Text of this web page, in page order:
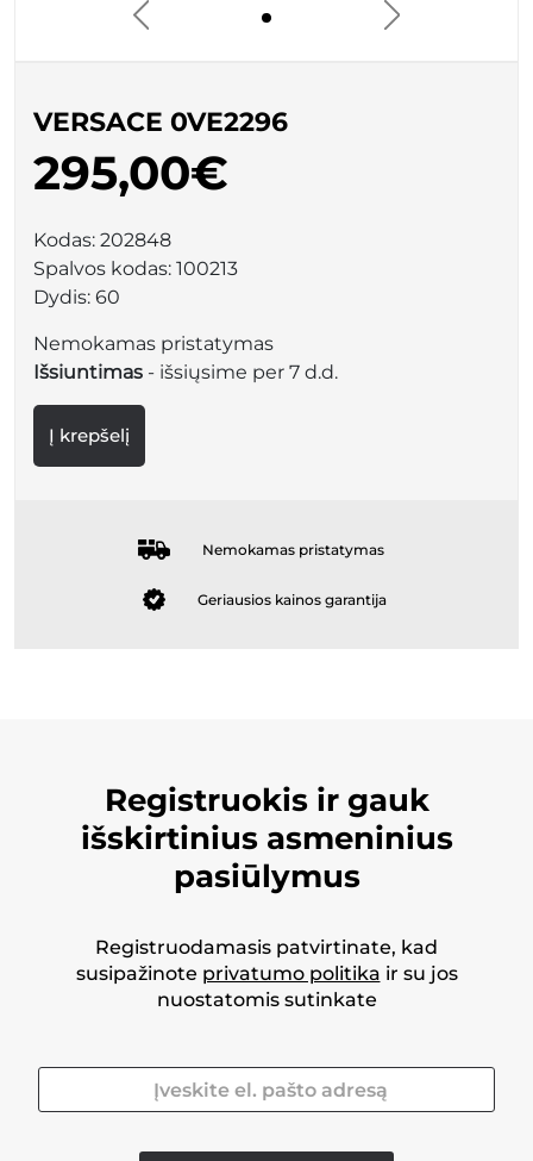
VERSACE 0VE2296
295,00€
Kodas: 202848
Spalvos kodas: 100213
Dydis: 60
Nemokamas pristatymas
Išsiuntimas - išsiųsime per 7 d.d.
Į krepšelį
Nemokamas pristatymas
Geriausios kainos garantija
Registruokis ir gauk
išskirtinius asmeninius
pasiūlymus
Registruodamasis patvirtinate, kad
susipažinote privatumo politika ir su jos
nuostatomis sutinkate